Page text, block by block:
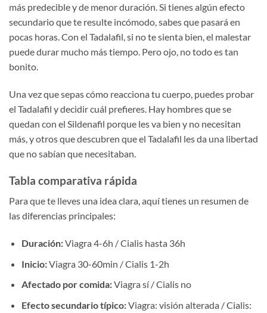
más predecible y de menor duración. Si tienes algún efecto
secundario que te resulte incómodo, sabes que pasará en
pocas horas. Con el Tadalafil, si no te sienta bien, el malestar
puede durar mucho más tiempo. Pero ojo, no todo es tan
bonito.
Una vez que sepas cómo reacciona tu cuerpo, puedes probar
el Tadalafil y decidir cuál prefieres. Hay hombres que se
quedan con el Sildenafil porque les va bien y no necesitan
más, y otros que descubren que el Tadalafil les da una libertad
que no sabían que necesitaban.
Tabla comparativa rápida
Para que te lleves una idea clara, aquí tienes un resumen de
las diferencias principales:
Duración:Viagra 4-6h / Cialis hasta 36h
Inicio:Viagra 30-60min / Cialis 1-2h
Afectado por comida:Viagra sí / Cialis no
Efecto secundario típico:Viagra: visión alterada / Cialis: